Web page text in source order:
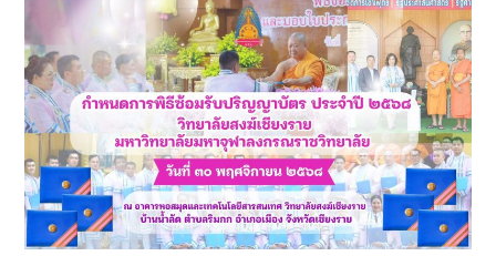
รับ
สมัคร
นิสิต
ใหม่
ประจำ
ปี
การ
ศึกษา
2569